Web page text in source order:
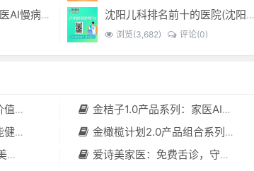
金桔子1.0产品系列：家医AI慢病管理项目全国招募区域合伙人，低投入，高回报，长收益 沈阳儿科排名前十的医院(沈阳儿科最好的医院)
浏览(3,682) 评论(0)
件）
金桔子1.0产品系列：家医AI慢病管理项目全国招募区域合伙人，低投入，高回报，长收益
者”
金橄榄计划2.0产品组合系列：健康分布机（健康一体机）+慢病管理系统，可落地在健康小屋，社区服务中心等等
要
爱诗美家医：免费舌诊，守护您的健康之旅